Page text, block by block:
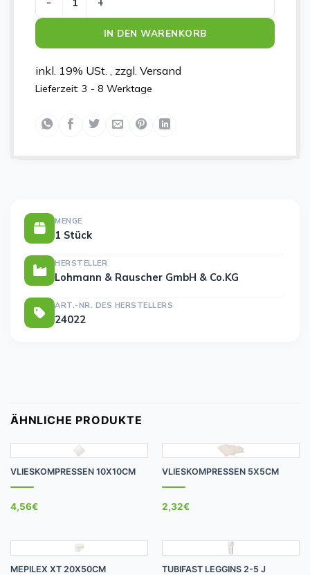
TG SCHL VERB GR3 WEI 5M Menge
IN DEN WARENKORB
inkl. 19% USt. , zzgl. Versand
Lieferzeit: 3 - 8 Werktage
MENGE
1 Stück
HERSTELLER
Lohmann & Rauscher GmbH & Co.KG
ART.-NR. DES HERSTELLERS
24022
ÄHNLICHE PRODUKTE
VLIESKOMPRESSEN 10X10CM
4,56€
VLIESKOMPRESSEN 5X5CM
2,32€
MEPILEX XT 20X50CM TUBIFAST LEGGINS 2-5 J